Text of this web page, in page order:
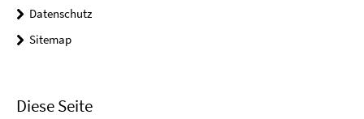
Datenschutz
Sitemap
Diese Seite